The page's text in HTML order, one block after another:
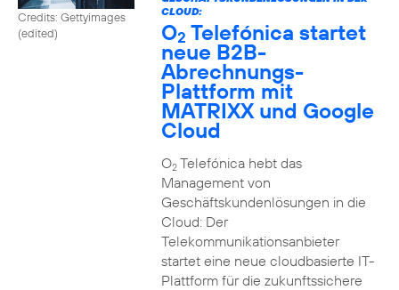
Credits: Gettyimages
(edited)
CLOUD:
O2 Telefónica startet
neue B2B-
Abrechnungs-
Plattform mit
MATRIXX und Google
Cloud
O2Telefónica hebt das
Management von
Geschäftskundenlösungen in die
Cloud: Der
Telekommunikationsanbieter
startet eine neue cloudbasierte IT-
Plattform für die zukunftssichere